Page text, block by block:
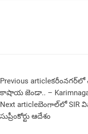
Previous articleకరీంనగర్‌లో
కాషాయ జెండా.. –
Next articleబెంగాల్‌లో SIR
సుప్రీంకోర్టు ఆదేశం